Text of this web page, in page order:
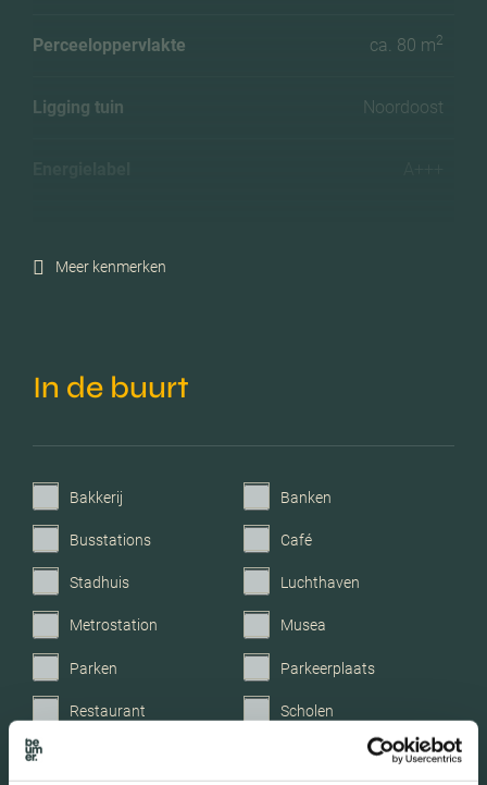
Perceeloppervlakte ca. 80 m2
Ligging tuin Noordoost
Parkeerfaciliteiten Openbaar parkeren
Garage
Meer kenmerken
In de buurt
Bakkerij Banken
Busstations Café
Stadhuis Luchthaven
Metrostation Musea
Parken Parkeerplaats
Restaurant Scholen